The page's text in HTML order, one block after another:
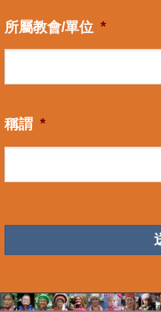
所屬教會/單位 *
稱謂 *